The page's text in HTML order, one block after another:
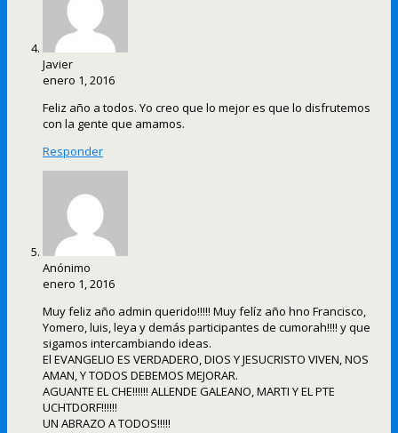
Javier
enero 1, 2016
Feliz año a todos. Yo creo que lo mejor es que lo disfrutemos
con la gente que amamos.
Responder
Anónimo
enero 1, 2016
Muy feliz año admin querido!!!!! Muy felíz año hno Francisco,
Yomero, luis, leya y demás participantes de cumorah!!!! y que
sigamos intercambiando ideas.
El EVANGELIO ES VERDADERO, DIOS Y JESUCRISTO VIVEN, NOS
AMAN, Y TODOS DEBEMOS MEJORAR.
AGUANTE EL CHE!!!!!! ALLENDE GALEANO, MARTI Y EL PTE
UCHTDORF!!!!!!
UN ABRAZO A TODOS!!!!!